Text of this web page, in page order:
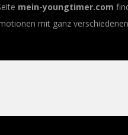
mein-youngtimer.com
mit ganz